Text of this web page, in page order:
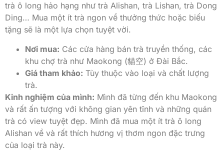
trà ô long hảo hạng như trà Alishan, trà Lishan, trà Dong
Ding… Mua một ít trà ngon về thưởng thức hoặc biếu
tặng sẽ là một lựa chọn tuyệt vời.
Nơi mua: Các cửa hàng bán trà truyền thống, các
khu chợ trà như Maokong (貓空) ở Đài Bắc.
Giá tham khảo: Tùy thuộc vào loại và chất lượng
trà.
Kinh nghiệm của mình: Mình đã từng đến khu Maokong
và rất ấn tượng với không gian yên tĩnh và những quán
trà có view tuyệt đẹp. Mình đã mua một ít trà ô long
Alishan về và rất thích hương vị thơm ngon đặc trưng
của loại trà này.